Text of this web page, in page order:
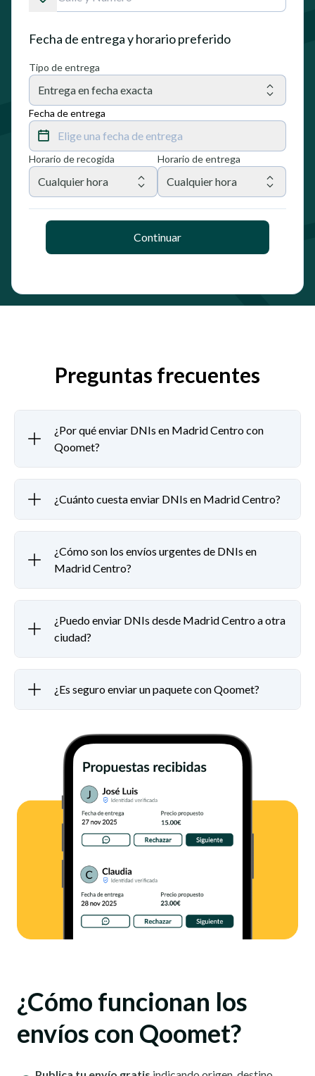
Fecha de entrega y horario preferido
Tipo de entrega
Entrega en fecha exacta
Fecha de entrega
Elige una fecha de entrega
Horario de recogida
Cualquier hora
Horario de entrega
Cualquier hora
Continuar
Preguntas frecuentes
¿Por qué enviar DNIs en Madrid Centro con
Qoomet?
¿Cuánto cuesta enviar DNIs en Madrid Centro?
¿Cómo son los envíos urgentes de DNIs en
Madrid Centro?
¿Puedo enviar DNIs desde Madrid Centro a otra
ciudad?
¿Es seguro enviar un paquete con Qoomet?
¿Cómo funcionan los
envíos con Qoomet?